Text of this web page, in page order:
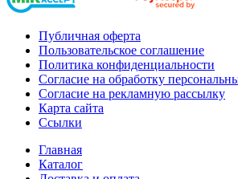
Публичная оферта
Пользовательское соглашение
Политика конфиденциальности
Согласие на обработку
Согласие на рекламную рассылку
Карта сайта
Ссылки
Главная
Каталог